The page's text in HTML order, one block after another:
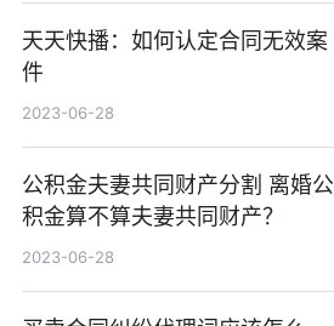
天天快播：如何认定合同无效案
件
2023-06-28
公积金夫妻共同财产分割 离婚公
积金算不算夫妻共同财产？
2023-06-28